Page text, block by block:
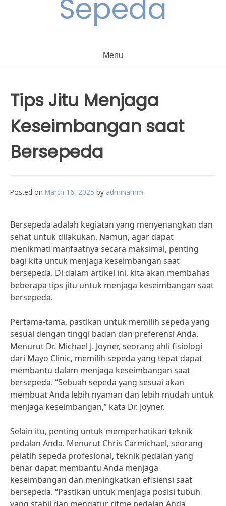
Sepeda
Menu
Tips Jitu Menjaga
Keseimbangan saat
Bersepeda
Posted on March 16, 2025 by adminamm
Bersepeda adalah kegiatan yang menyenangkan dan
sehat untuk dilakukan. Namun, agar dapat
menikmati manfaatnya secara maksimal, penting
bagi kita untuk menjaga keseimbangan saat
bersepeda. Di dalam artikel ini, kita akan membahas
beberapa tips jitu untuk menjaga keseimbangan saat
bersepeda.
Pertama-tama, pastikan untuk memilih sepeda yang
sesuai dengan tinggi badan dan preferensi Anda.
Menurut Dr. Michael J. Joyner, seorang ahli fisiologi
dari Mayo Clinic, memilih sepeda yang tepat dapat
membantu dalam menjaga keseimbangan saat
bersepeda. “Sebuah sepeda yang sesuai akan
membuat Anda lebih nyaman dan lebih mudah untuk
menjaga keseimbangan,” kata Dr. Joyner.
Selain itu, penting untuk memperhatikan teknik
pedalan Anda. Menurut Chris Carmichael, seorang
pelatih sepeda profesional, teknik pedalan yang
benar dapat membantu Anda menjaga
keseimbangan dan meningkatkan efisiensi saat
bersepeda. “Pastikan untuk menjaga posisi tubuh